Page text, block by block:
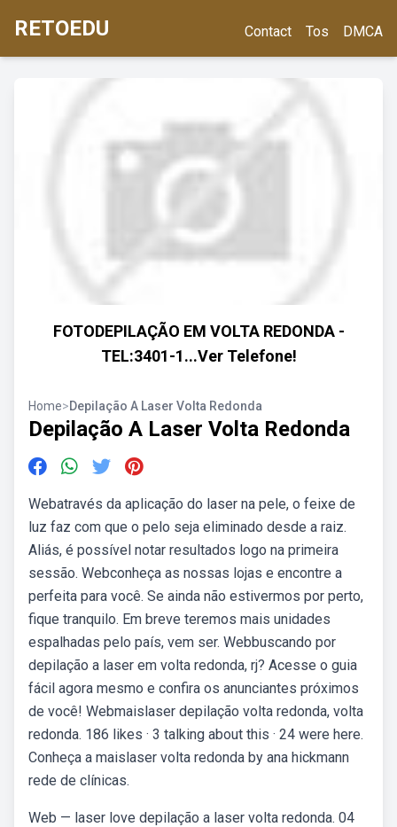
RETOEDU Contact Tos DMCA
FOTODEPILAÇÃO EM VOLTA REDONDA -
TEL:3401-1...Ver Telefone!
Home>Depilação A Laser Volta Redonda
Depilação A Laser Volta Redonda
Webatravés da aplicação do laser na pele, o feixe de
luz faz com que o pelo seja eliminado desde a raiz.
Aliás, é possível notar resultados logo na primeira
sessão. Webconheça as nossas lojas e encontre a
perfeita para você. Se ainda não estivermos por perto,
fique tranquilo. Em breve teremos mais unidades
espalhadas pelo país, vem ser. Webbuscando por
depilação a laser em volta redonda, rj? Acesse o guia
fácil agora mesmo e confira os anunciantes próximos
de você! Webmaislaser depilação volta redonda, volta
redonda. 186 likes · 3 talking about this · 24 were here.
Conheça a maislaser volta redonda by ana hickmann
rede de clínicas.
Web — laser love depilação a laser volta redonda. 04